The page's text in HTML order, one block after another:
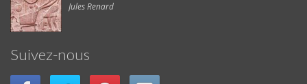
Jules Renard
Suivez-nous